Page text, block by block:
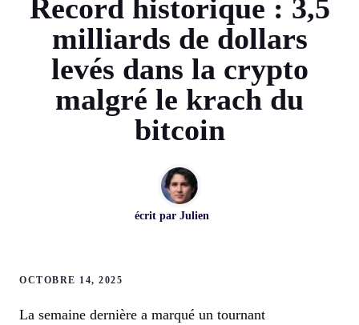
Record historique : 3,5
milliards de dollars
levés dans la crypto
malgré le krach du
bitcoin
écrit par Julien
OCTOBRE 14, 2025
La semaine dernière a marqué un tournant